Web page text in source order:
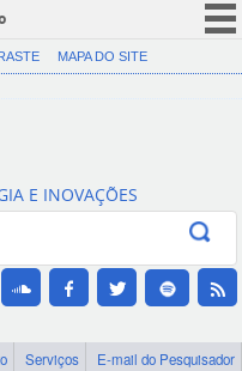
CORONAVÍRUS (COVID-19)
Canais
MAPA DO SITE
E INOVAÇÕES
Serviços
E-mail do Pesquisador